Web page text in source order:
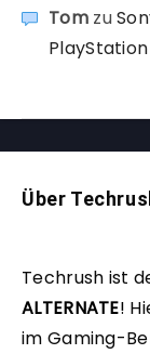
Tomzu
Über
Techrush ist
ALTERNATE!
im Gaming-